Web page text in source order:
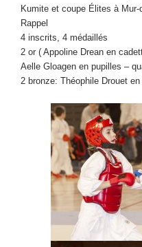
Kumite et coupe Élites à Mur-
Rappel
4 inscrits, 4 médaillés
2 or ( Appoline Drean en
Aelle Gloagen en pupilles –
2 bronze: Théophile Drouet